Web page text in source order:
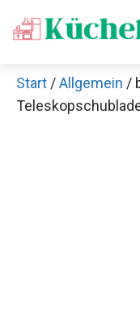
Inhalt
Start /Allgemein /